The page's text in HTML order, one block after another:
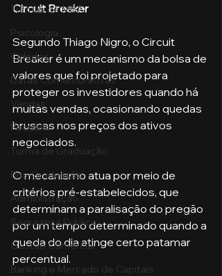
Turmas de MBA
Psicologia
Cidades
Datas Comemorativas
Vendas
Pecuária
Turma de Graduação
Pós-Graduação
Administração
Segurança Publica
Gestão Comercial
Banking e Mercado de Capitais
Circuit Breaker
Segundo Thiago Nigro, o Circuit
Breaker é um mecanismo da bolsa de
valores que foi projetado para
proteger os investidores quando há
muitas vendas, ocasionando quedas
bruscas nos preços dos ativos
negociados.
O mecanismo atua por meio de
critérios pré-estabelecidos, que
determinam a paralisação do pregão
por um tempo determinado quando a
queda do dia atinge certo patamar
percentual.